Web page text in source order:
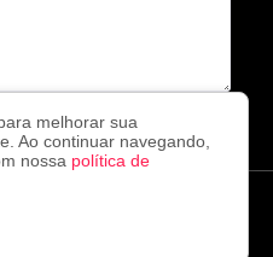
A cada visita uma nova notícia!
melhorar sua
Ao continuar navegando,
nossa política de